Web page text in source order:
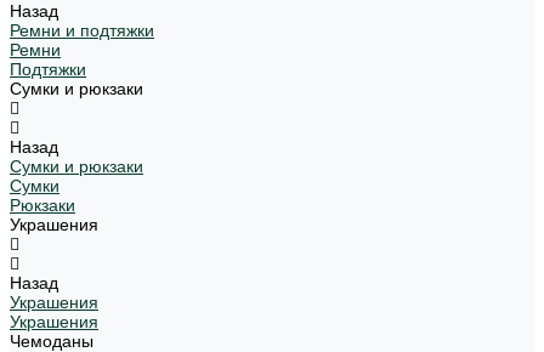
Назад
Ремни и подтяжки
Ремни
Подтяжки
Сумки и рюкзаки
Назад
Сумки и рюкзаки
Сумки
Рюкзаки
Украшения
Назад
Украшения
Украшения
Чемоданы